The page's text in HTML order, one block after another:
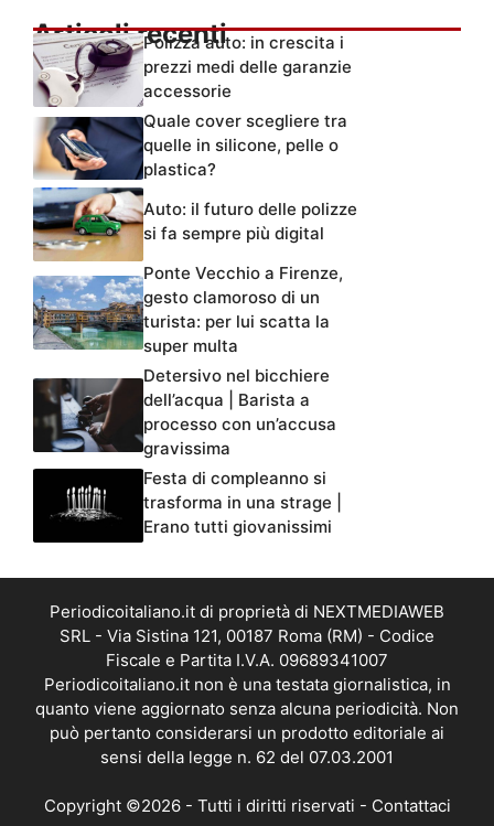
Articoli recentiPolizza auto: in crescita i
prezzi medi delle garanzie
accessorie
Quale cover scegliere tra
quelle in silicone, pelle o
plastica?
Auto: il futuro delle polizze
si fa sempre più digital
Ponte Vecchio a Firenze,
gesto clamoroso di un
turista: per lui scatta la
super multa
Detersivo nel bicchiere
dell’acqua | Barista a
processo con un’accusa
gravissima
Festa di compleanno si
trasforma in una strage |
Erano tutti giovanissimi
Periodicoitaliano.it di proprietà di NEXTMEDIAWEB
SRL - Via Sistina 121, 00187 Roma (RM) - Codice
Fiscale e Partita I.V.A. 09689341007
Periodicoitaliano.it non è una testata giornalistica, in
quanto viene aggiornato senza alcuna periodicità. Non
può pertanto considerarsi un prodotto editoriale ai
sensi della legge n. 62 del 07.03.2001
Copyright ©2026 - Tutti i diritti riservati - Contattaci